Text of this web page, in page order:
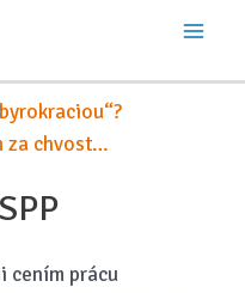
za chvost…
cením prácu